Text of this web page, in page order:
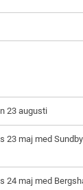
23 augusti
23 maj med
24 maj med